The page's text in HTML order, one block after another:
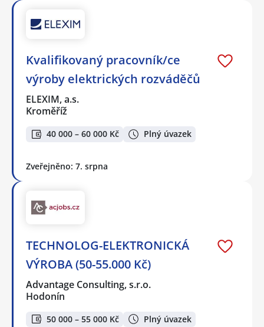
Kvalifikovaný pracovník/ce
výroby elektrických rozváděčů
ELEXIM, a.s.
Kroměříž
40 000 – 60 000 Kč Plný úvazek
Zveřejněno: 7. srpna
TECHNOLOG-ELEKTRONICKÁ
VÝROBA (50-55.000 Kč)
Advantage Consulting, s.r.o.
Hodonín
50 000 – 55 000 Kč Plný úvazek